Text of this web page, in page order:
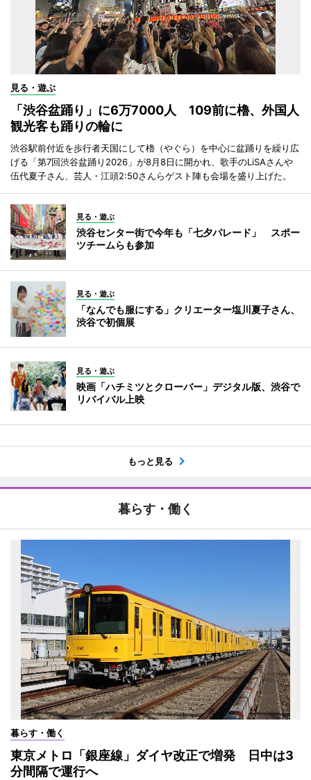
見る・遊ぶ
「渋谷盆踊り」に6万7000人 109前に櫓、外国人
観光客も踊りの輪に
渋谷駅前付近を歩行者天国にして櫓（やぐら）を中心に盆踊りを繰り広
げる「第7回渋谷盆踊り2026」が8月8日に開かれ、歌手のLiSAさんや
伍代夏子さん、芸人・江頭2:50さんらゲスト陣も会場を盛り上げた。
見る・遊ぶ
渋谷センター街で今年も「七夕パレード」 スポー
ツチームらも参加
見る・遊ぶ
「なんでも服にする」クリエーター塩川夏子さん、
渋谷で初個展
見る・遊ぶ
映画「ハチミツとクローバー」デジタル版、渋谷で
リバイバル上映
もっと見る
暮らす・働く
暮らす・働く
東京メトロ「銀座線」ダイヤ改正で増発 日中は3
分間隔で運行へ